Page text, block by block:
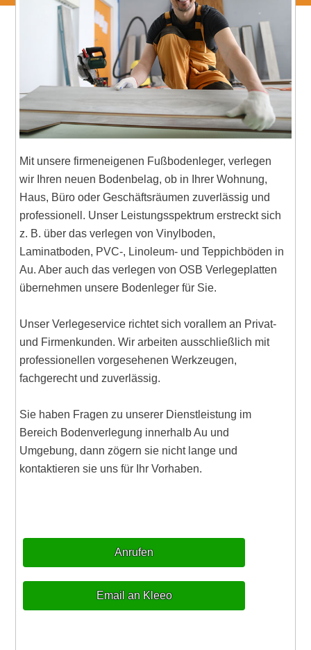
Mit unsere firmeneigenen Fußbodenleger, verlegen
wir Ihren neuen Bodenbelag, ob in Ihrer Wohnung,
Haus, Büro oder Geschäftsräumen zuverlässig und
professionell. Unser Leistungsspektrum erstreckt sich
z. B. über das verlegen von Vinylboden,
Laminatboden, PVC-, Linoleum- und Teppichböden in
Au. Aber auch das verlegen von OSB Verlegeplatten
übernehmen unsere Bodenleger für Sie.
Unser Verlegeservice richtet sich vorallem an Privat-
und Firmenkunden. Wir arbeiten ausschließlich mit
professionellen vorgesehenen Werkzeugen,
fachgerecht und zuverlässig.
Sie haben Fragen zu unserer Dienstleistung im
Bereich Bodenverlegung innerhalb Au und
Umgebung, dann zögern sie nicht lange und
kontaktieren sie uns für Ihr Vorhaben.
Anrufen
Email an Kleeo